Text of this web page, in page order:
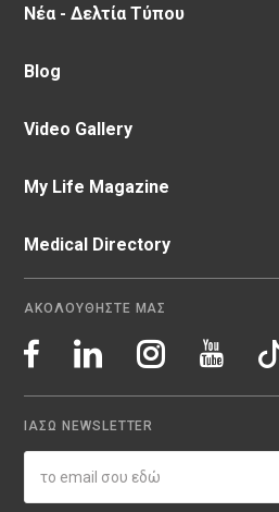
Νέα - Δελτία Τύπου
Blog
Video Gallery
My Life Magazine
Medical Directory
ΑΚΟΛΟΥΘΗΣΤΕ ΜΑΣ
ΙΑΣΩ NEWSLETTER